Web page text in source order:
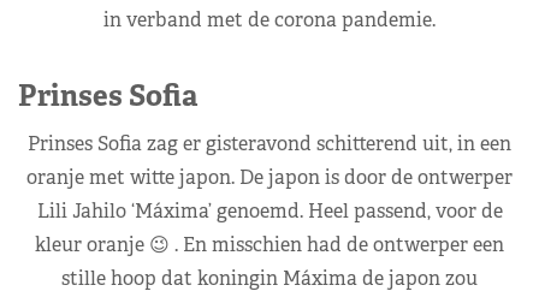
in verband met de corona pandemie.
Prinses Sofia
Prinses Sofia zag er gisteravond schitterend uit, in een
oranje met witte japon. De japon is door de ontwerper
Lili Jahilo ‘Máxima’ genoemd. Heel passend, voor de
kleur oranje 😉 . En misschien had de ontwerper een
stille hoop dat koningin Máxima de japon zou